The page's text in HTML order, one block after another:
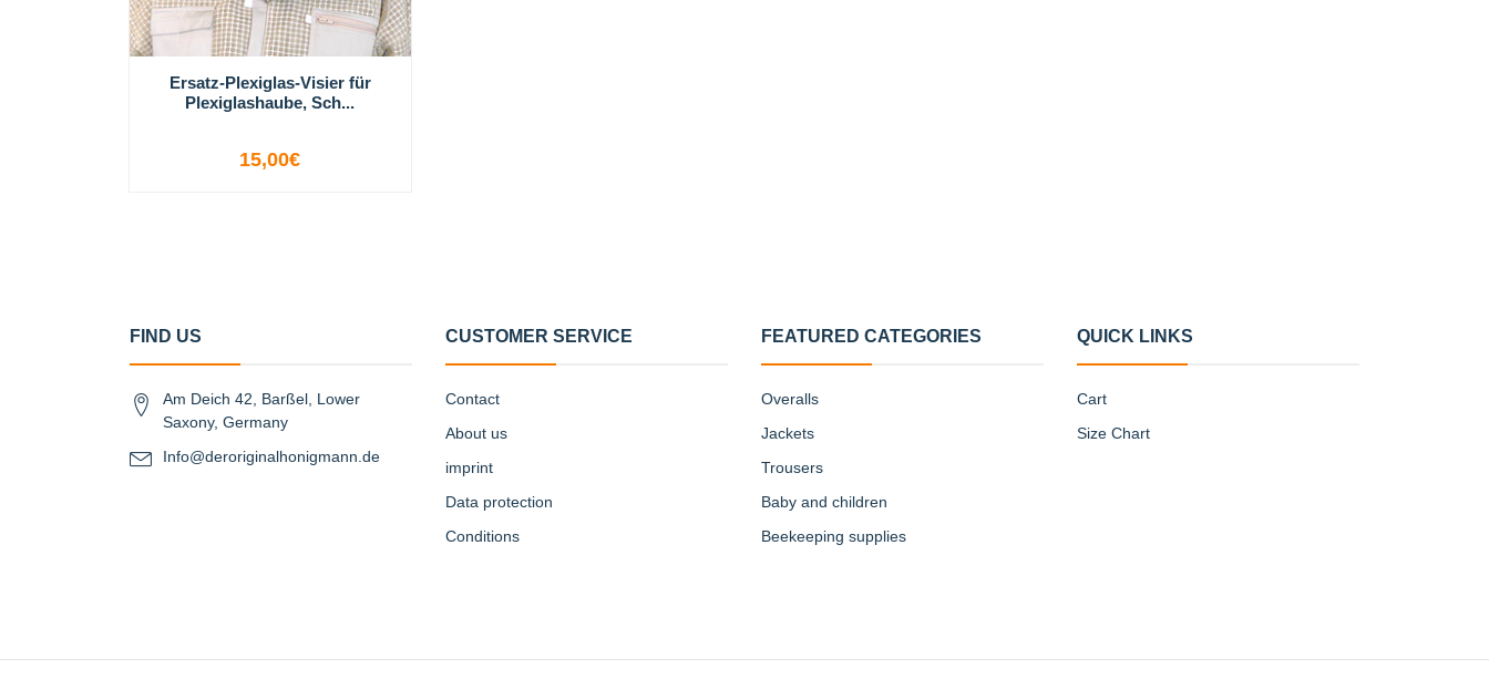
Ersatz-Plexiglas-Visier für
Plexiglashaube, Sch...
VIEW OPTIONS
15,00€
FIND US
Am Deich 42, Barßel, Lower
Saxony, Germany
Info@deroriginalhonigmann.de
CUSTOMER SERVICE
Contact
About us
imprint
Data protection
Conditions
FEATURED CATEGORIES
Overalls
Jackets
Trousers
Baby and children
Beekeeping supplies
QUICK LINKS
Cart
Size Chart